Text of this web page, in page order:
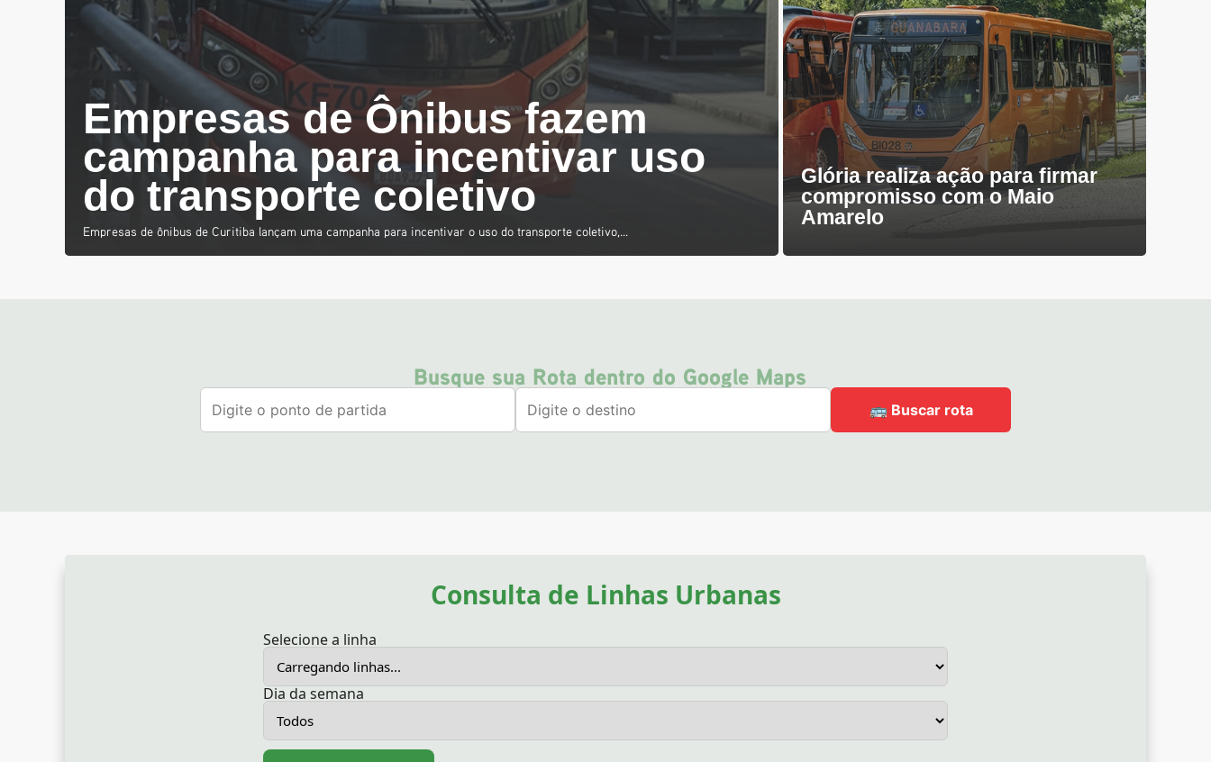
Empresas de Ônibus fazem
campanha para incentivar uso
do transporte coletivo
Empresas de ônibus de Curitiba lançam uma campanha para incentivar o uso do transporte coletivo,...
Glória realiza ação para firmar
compromisso com o Maio
Amarelo
Busque sua Rota dentro do Google Maps
🚌 Buscar rota
Consulta de Linhas Urbanas
Selecione a linha
Dia da semana